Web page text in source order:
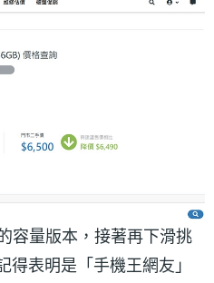
容量版本，接著再下滑挑
得表明是「手機王網友」